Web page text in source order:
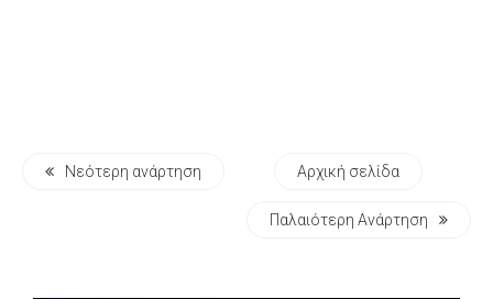
Νεότερη ανάρτηση Αρχική σελίδα
Παλαιότερη Ανάρτηση